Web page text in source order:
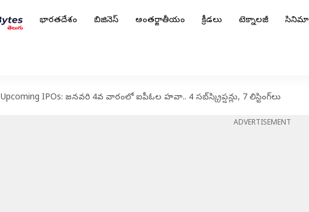
భారతదేశం బిజినెస్ అంతర్జాతీయం క్రీడలు టెక్నాలజీ సినిమా
Upcoming IPOs: జనవరి 4వ వారంలో ఐపీఓల హవా.. 4 సబ్‌స్క్రిప్షన్లు, 7 లిస్టింగ్‌లు
ADVERTISEMENT